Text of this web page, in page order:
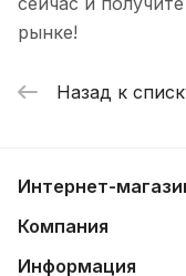
рынке!
Назад к
Интернет-
Компания
Информация